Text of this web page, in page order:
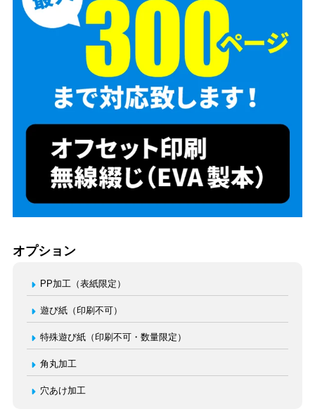
オプション
PP加工（表紙限定）
遊び紙（印刷不可）
特殊遊び紙（印刷不可・数量限定）
角丸加工
穴あけ加工